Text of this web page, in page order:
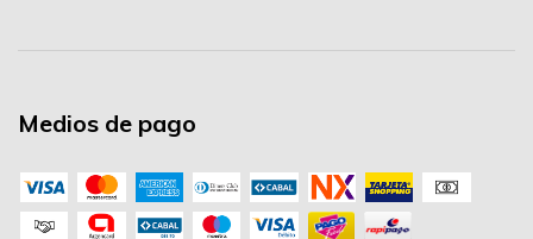
Medios de pago